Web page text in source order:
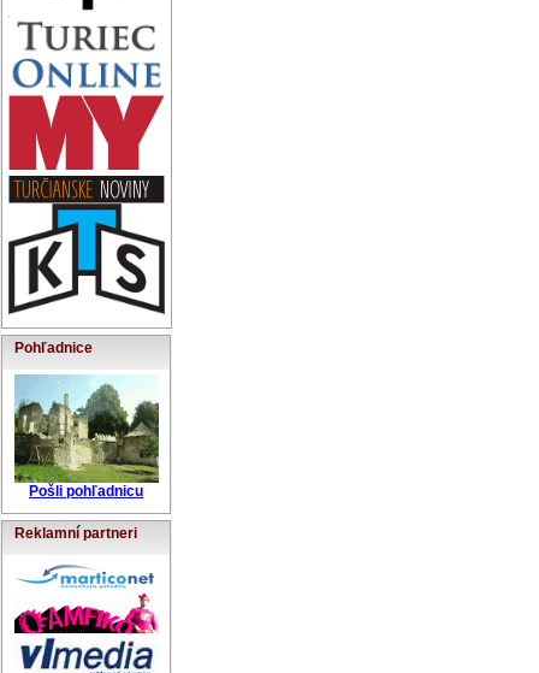
Pohľadnice
Pošli pohľadnicu
Reklamní partneri